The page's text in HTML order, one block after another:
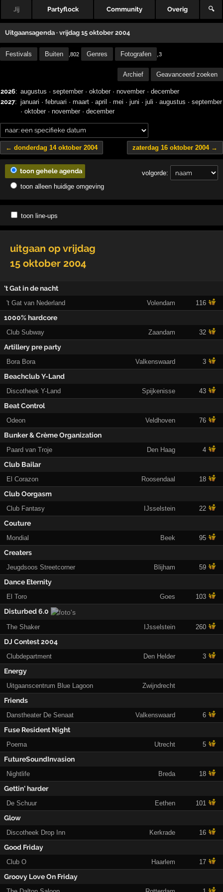
Jij Partyflock Community Overig 🔍
Uitgaansagenda · vrijdag 15 oktober 2004
Festivals Buiten ,802 Genres Fotografen ,3
Archief Geavanceerd zoeken
2026: augustus · september· oktober· november· december
2027: januari · februari · maart · april · mei · juni · juli · augustus · september
· oktober· november· december
← donderdag 14 oktober 2004 zaterdag 16 oktober 2004 →
volgorde:
toon gehele agenda
toon alleen huidige omgeving
toon line-ups
uitgaan op vrijdag
15 oktober 2004
't Gat in de nacht
't Gat van Nederland Volendam 116
1000% hardcore
Club Subway Zaandam 32
Artillery pre party
Bora Bora Valkenswaard 3
Beachclub Y-Land
Discotheek Y-Land Spijkenisse 43
Beat Control
Odeon Veldhoven 76
Bunker & Crème Organization
Paard van Troje Den Haag 4
Club Bailar
El Corazon Roosendaal 18
Club Oorgasm
Club Fantasy IJsselstein 22
Couture
Mondial Beek 95
Creaters
Jeugdsoos Streetcorner Blijham 59
Dance Eternity
El Toro Goes 103
Disturbed 6.0
The Shaker IJsselstein 260
DJ Contest 2004
Clubdepartment Den Helder 3
Energy
Uitgaanscentrum Blue Lagoon Zwijndrecht
Friends
Danstheater De Senaat Valkenswaard 6
Fuse Resident Night
Poema Utrecht 5
FutureSoundInvasion
Nightlife Breda 18
Gettin' harder
De Schuur Eethen 101
Glow
Discotheek Drop Inn Kerkrade 16
Good Friday
Club O Haarlem 17
Groovy Love On Friday